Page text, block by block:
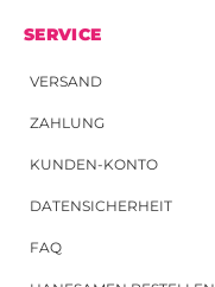
SERVICE
VERSAND
ZAHLUNG
KUNDEN-KONTO
DATENSICHERHEIT
FAQ